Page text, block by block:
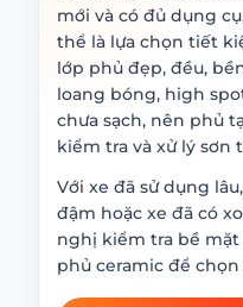
mới và có đủ dụng
thể là lựa chọn tiết
lớp phủ đẹp, đều,
loang bóng, high
chưa sạch, nên phủ
kiểm tra và xử lý sơn
Với xe đã sử dụng
đậm hoặc xe đã có
nghị kiểm tra bề
phủ ceramic để